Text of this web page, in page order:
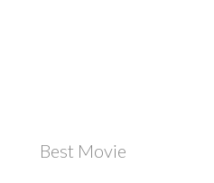
Best Movie